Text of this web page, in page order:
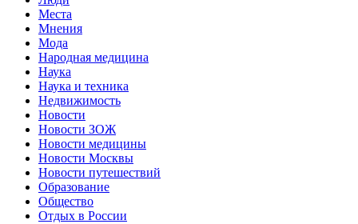
Места
Мнения
Мода
Народная медицина
Наука
Наука и техника
Недвижимость
Новости
Новости ЗОЖ
Новости медицины
Новости Москвы
Новости путешествий
Образование
Общество
Отдых в России